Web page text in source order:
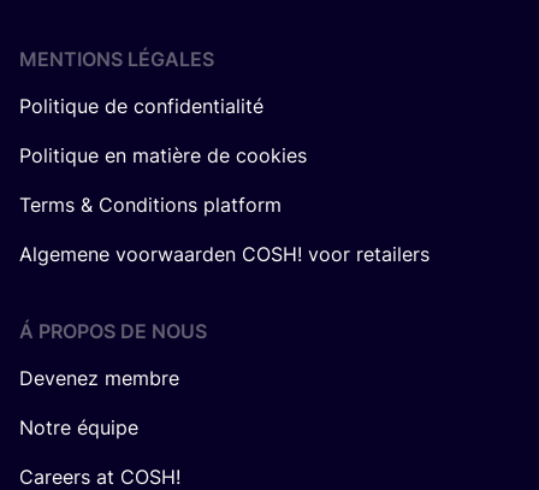
MENTIONS LÉGALES
Politique de confidentialité
Politique en matière de cookies
Terms & Conditions platform
Algemene voorwaarden COSH! voor retailers
Á PROPOS DE NOUS
Devenez membre
Notre équipe
Careers at COSH!